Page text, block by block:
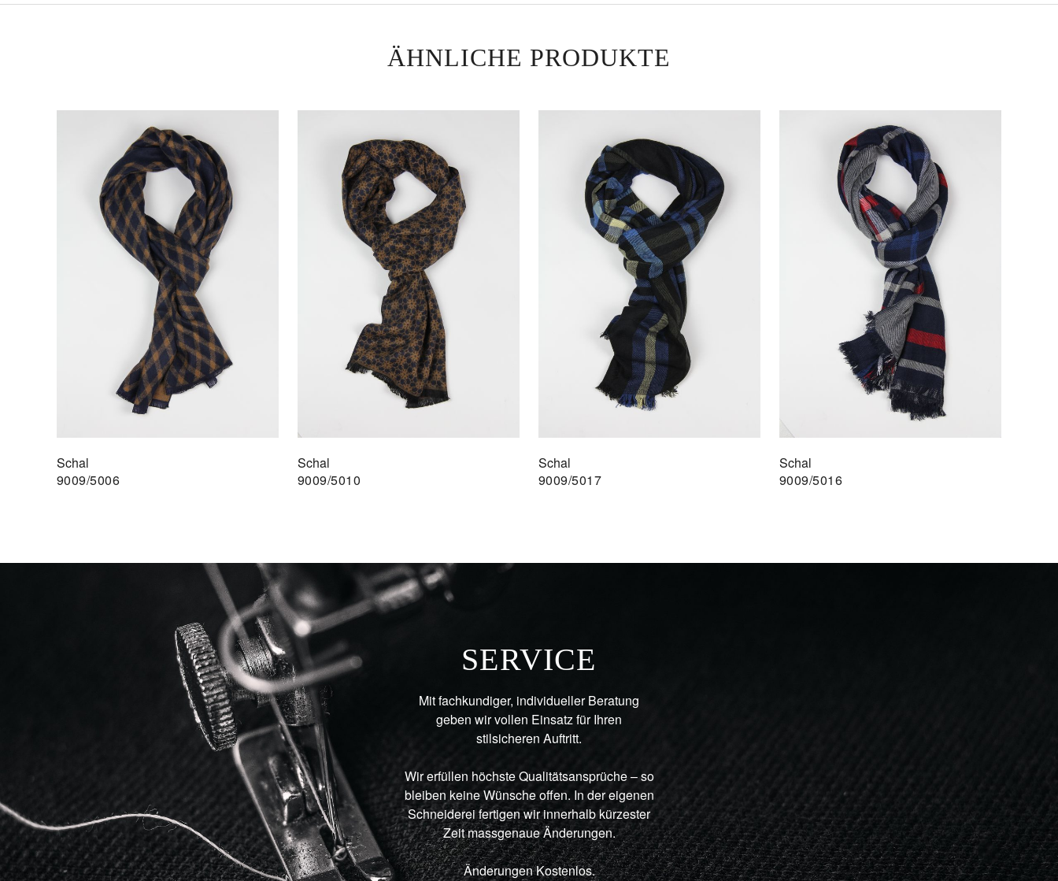
Schal
9009/5056
Hochwertig & stylisch
Unsere exklusiven Schale sind die besten Begleiter für Ihr
AUF DEN MERKZETTEL
ÄHNLICHE PRODUKTE
Schal
9009/5006
Schal
9009/5010
Schal
9009/5017
Schal
9009/5016
SERVICE
Mit fachkundiger, individueller Beratung
geben wir vollen Einsatz für Ihren
stilsicheren Auftritt.
Wir erfüllen höchste Qualitätsansprüche – so
bleiben keine Wünsche offen. In der eigenen
Schneiderei fertigen wir innerhalb kürzester
Zeit massgenaue Änderungen.
Änderungen Kostenlos.